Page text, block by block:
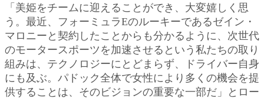
「美姫をチームに迎えることができ、大変嬉しく思
う。最近、フォーミュラEのルーキーであるゼイン・
マロニーと契約したことからも分かるように、次世代
のモータースポーツを加速させるという私たちの取り
組みは、テクノロジーにとどまらず、ドライバー自身
にも及ぶ。パドック全体で女性により多くの機会を提
供することは、そのビジョンの重要な一部だ」とロー